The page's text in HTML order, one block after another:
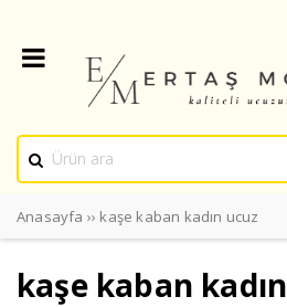
Anasayfa ›› kaşe kaban kadın ucuz
kaşe kaban